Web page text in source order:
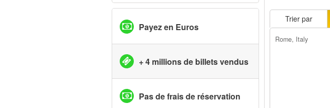
Payez en Euros
+ 4 millions de billets vendus
Pas de frais de réservation
Trier par
Rome, Italy